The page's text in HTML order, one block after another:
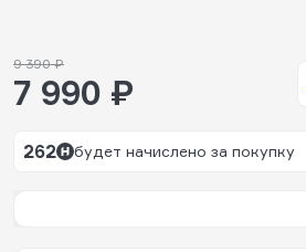
9 390 ₽
7 990 ₽
262 будет начислено за покупку